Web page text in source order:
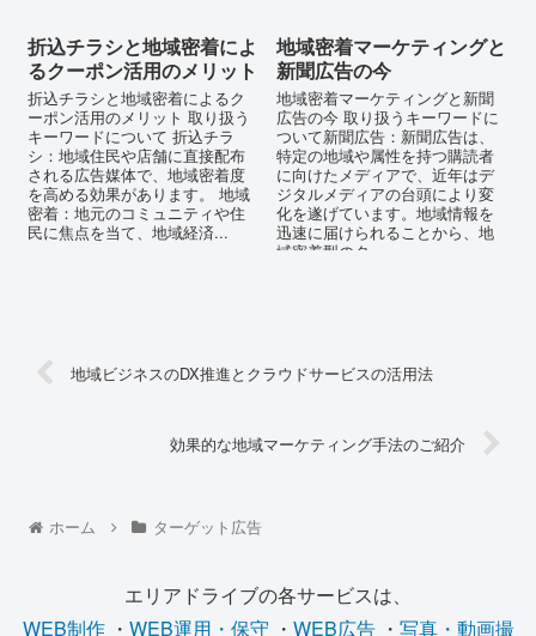
折込チラシと地域密着によ
るクーポン活用のメリット
折込チラシと地域密着によるク
ーポン活用のメリット 取り扱う
キーワードについて 折込チラ
シ：地域住民や店舗に直接配布
される広告媒体で、地域密着度
を高める効果があります。 地域
密着：地元のコミュニティや住
民に焦点を当て、地域経済...
地域密着マーケティングと
新聞広告の今
地域密着マーケティングと新聞
広告の今 取り扱うキーワードに
ついて新聞広告：新聞広告は、
特定の地域や属性を持つ購読者
に向けたメディアで、近年はデ
ジタルメディアの台頭により変
化を遂げています。地域情報を
迅速に届けられることから、地
域密着型のタ...
地域ビジネスのDX推進とクラウドサービスの活用法
効果的な地域マーケティング手法のご紹介
ホーム ターゲット広告
エリアドライブの各サービスは、
WEB制作・ WEB運用・保守 ・ WEB広告・ 写真・動画撮